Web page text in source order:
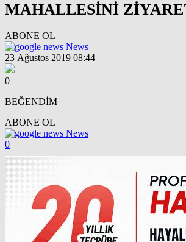
MAHALLESİNİ
ABONE OL
News
23 Ağustos 2019 08:44
0
BEĞENDİM
ABONE OL
News
0